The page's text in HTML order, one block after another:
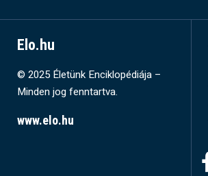
Elo.hu
© 2025 Életünk Enciklopédiája –
Minden jog fenntartva.
www.elo.hu